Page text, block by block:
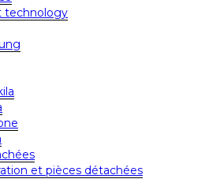
technology
et pièces détachées